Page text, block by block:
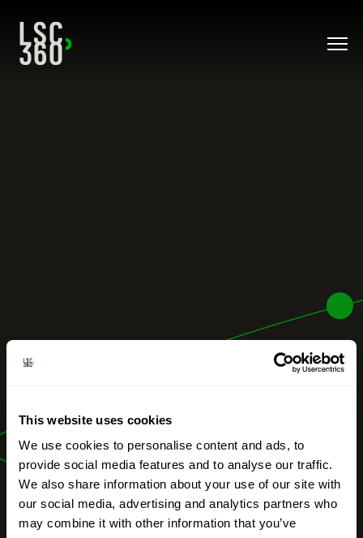
This website uses cookies
We use cookies to personalise content and ads, to
provide social media features and to analyse our traffic.
We also share information about your use of our site with
our social media, advertising and analytics partners who
may combine it with other information that you’ve
Masterplan /
Bebauungsplan